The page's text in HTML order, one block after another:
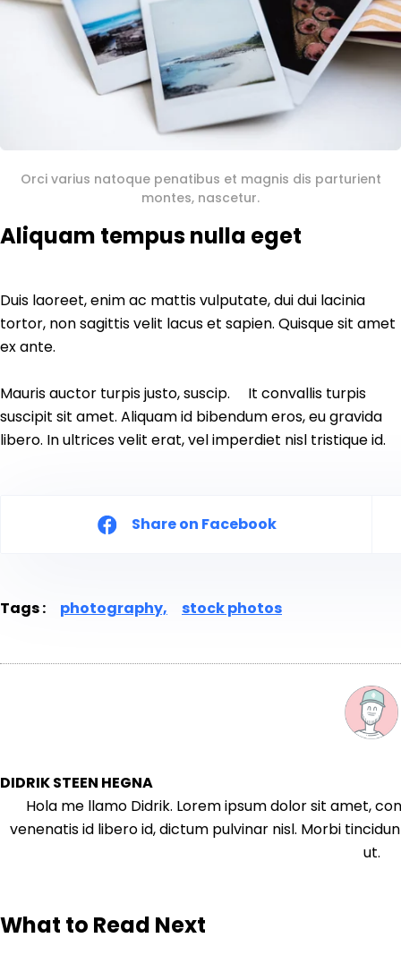
Orci varius natoque penatibus et magnis dis parturient
montes, nascetur.
Aliquam tempus nulla eget
Duis laoreet, enim ac mattis vulputate, dui dui lacinia
tortor, non sagittis velit lacus et sapien. Quisque sit amet
ex ante.
Mauris auctor turpis justo, suscip. It convallis turpis
suscipit sit amet. Aliquam id bibendum eros, eu gravida
libero. In ultrices velit erat, vel imperdiet nisl tristique id.
Share on Facebook
Tags : photography, stock photos
DIDRIK STEEN HEGNA
Hola me llamo Didrik. Lorem ipsum dolor sit amet,
venenatis id libero id, dictum pulvinar nisl. Morbi
ut.
What to Read Next